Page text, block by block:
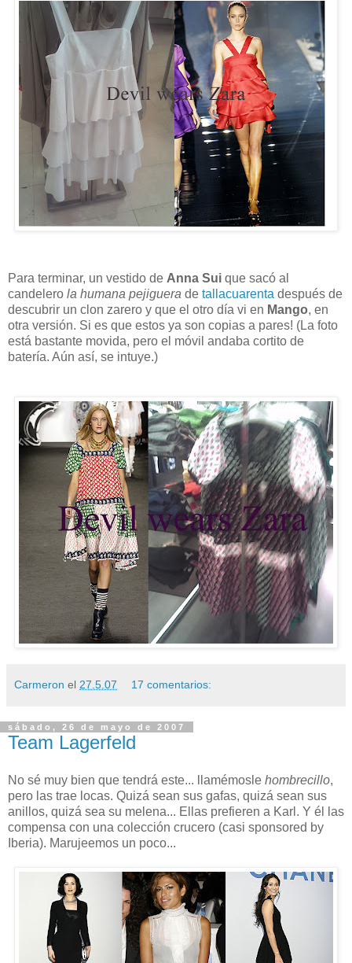
Para terminar, un vestido de Anna Sui que sacó al
candelero la humana pejiguera de tallacuarenta después de
descubrir un clon zarero y que el otro día vi en Mango, en
otra versión. Si es que estos ya son copias a pares! (La foto
está bastante movida, pero el móvil andaba cortito de
batería. Aún así, se intuye.)
Carmeron el 27.5.07 17 comentarios:
sábado, 26 de mayo de 2007
Team Lagerfeld
No sé muy bien que tendrá este... llamémosle hombrecillo,
pero las trae locas. Quizá sean sus gafas, quizá sean sus
anillos, quizá sea su melena... Ellas prefieren a Karl. Y él las
compensa con una colección crucero (casi sponsored by
Iberia). Marujeemos un poco...